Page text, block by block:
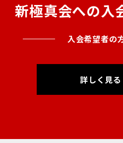
新極真会への入
入会希望者の
詳しく見る